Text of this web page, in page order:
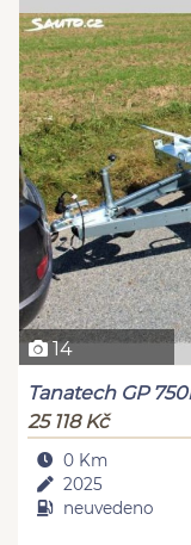
14
Tanatech GP
25 118 Kč
0 Km
2025
neuvedeno